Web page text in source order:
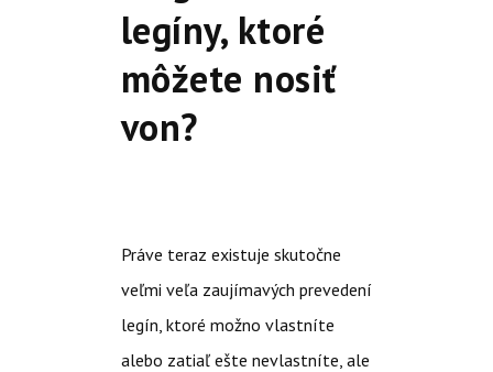
legíny, ktoré
môžete nosiť
von?
Práve teraz existuje skutočne
veľmi veľa zaujímavých prevedení
legín, ktoré možno vlastníte
alebo zatiaľ ešte nevlastníte, ale